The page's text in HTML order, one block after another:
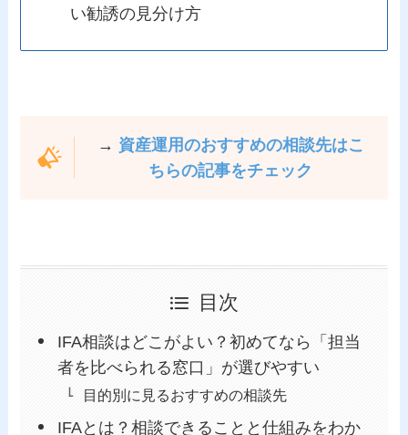
い勧誘の見分け方
→ 資産運用のおすすめの相談先はこ
ちらの記事をチェック
目次
IFA相談はどこがよい？初めてなら「担当
者を比べられる窓口」が選びやすい
目的別に見るおすすめの相談先
IFAとは？相談できることと仕組みをわか